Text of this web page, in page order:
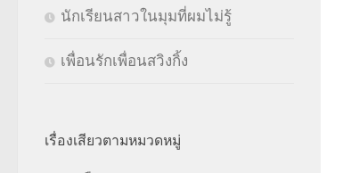
นักเรียนสาวในมุมที่ผมไม่รู้
เพื่อนรักเพื่อนสวิงกิ้ง
เรื่องเสียวตามหมวดหมู่